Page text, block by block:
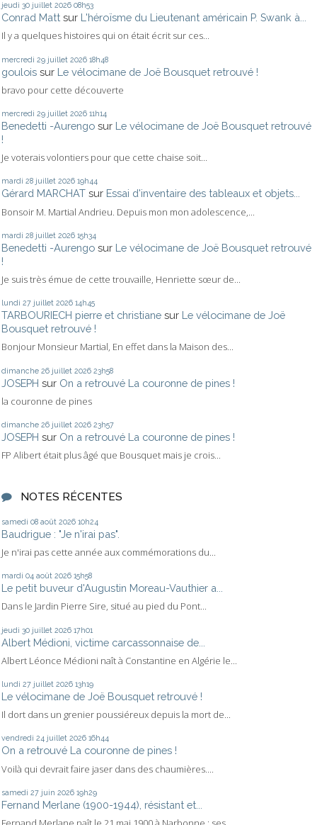
jeudi 30 juillet 2026 08h53
Conrad Matt sur L'héroïsme du Lieutenant américain P. Swank à...
Il y a quelques histoires qui on était écrit sur ces...
mercredi 29 juillet 2026 18h48
goulois sur Le vélocimane de Joë Bousquet retrouvé !
bravo pour cette découverte
mercredi 29 juillet 2026 11h14
Benedetti -Aurengo sur Le vélocimane de Joë Bousquet retrouvé
!
Je voterais volontiers pour que cette chaise soit...
mardi 28 juillet 2026 19h44
Gérard MARCHAT sur Essai d'inventaire des tableaux et objets...
Bonsoir M. Martial Andrieu. Depuis mon mon adolescence,...
mardi 28 juillet 2026 15h34
Benedetti -Aurengo sur Le vélocimane de Joë Bousquet retrouvé
!
Je suis très émue de cette trouvaille, Henriette sœur de...
lundi 27 juillet 2026 14h45
TARBOURIECH pierre et christiane sur Le vélocimane de Joë
Bousquet retrouvé !
Bonjour Monsieur Martial, En effet dans la Maison des...
dimanche 26 juillet 2026 23h58
JOSEPH sur On a retrouvé La couronne de pines !
la couronne de pines
dimanche 26 juillet 2026 23h57
JOSEPH sur On a retrouvé La couronne de pines !
FP Alibert était plus âgé que Bousquet mais je crois...
NOTES RÉCENTES
samedi 08 août 2026 10h24
Baudrigue : "Je n'irai pas".
Je n'irai pas cette année aux commémorations du...
mardi 04 août 2026 15h58
Le petit buveur d'Augustin Moreau-Vauthier a...
Dans le Jardin Pierre Sire, situé au pied du Pont...
jeudi 30 juillet 2026 17h01
Albert Médioni, victime carcassonnaise de...
Albert Léonce Médioni naît à Constantine en Algérie le...
lundi 27 juillet 2026 13h19
Le vélocimane de Joë Bousquet retrouvé !
Il dort dans un grenier poussiéreux depuis la mort de...
vendredi 24 juillet 2026 16h44
On a retrouvé La couronne de pines !
Voilà qui devrait faire jaser dans des chaumières....
samedi 27 juin 2026 19h29
Fernand Merlane (1900-1944), résistant et...